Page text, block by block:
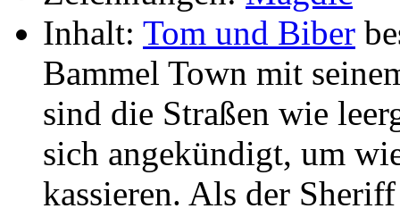
Inhalt: Tom und Biber
Bammel Town mit
sind die Straßen wie
sich angekündigt, um
kassieren. Als der